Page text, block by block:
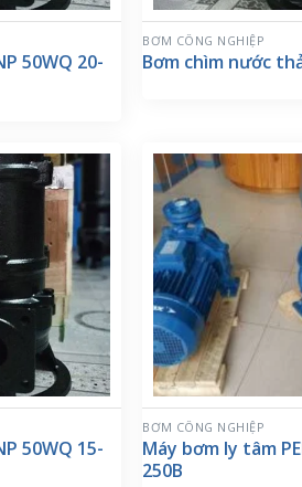
50WQ 20-
BƠM CÔNG NGHIỆP
Bơm chìm nước
50WQ 15-
BƠM CÔNG NGHIỆP
Máy bơm ly tâm
250B